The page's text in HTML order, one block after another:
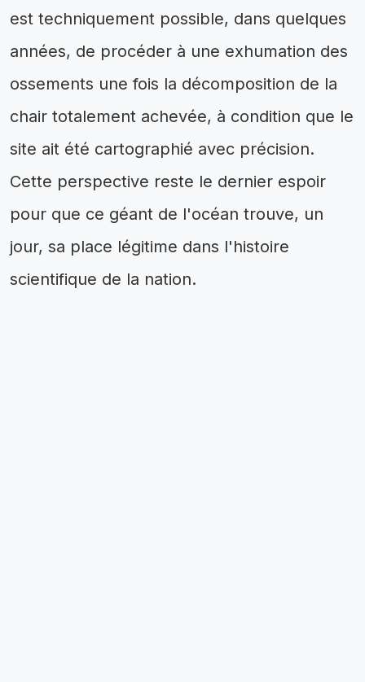
est techniquement possible, dans quelques
années, de procéder à une exhumation des
ossements une fois la décomposition de la
chair totalement achevée, à condition que le
site ait été cartographié avec précision.
Cette perspective reste le dernier espoir
pour que ce géant de l'océan trouve, un
jour, sa place légitime dans l'histoire
scientifique de la nation.